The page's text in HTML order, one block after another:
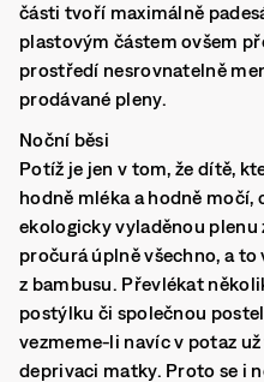
části tvoří maximálně
plastovým částem ovšem
prostředí nesrovnatelně
prodávané pleny.
Noční běsi
Potíž je jen v tom, že dítě,
hodně mléka a hodně močí,
ekologicky vyladěnou plenu
pročurá úplně všechno, a
z bambusu. Převlékat
postýlku či společnou
vezmeme-li navíc v potaz
deprivaci matky. Proto se i